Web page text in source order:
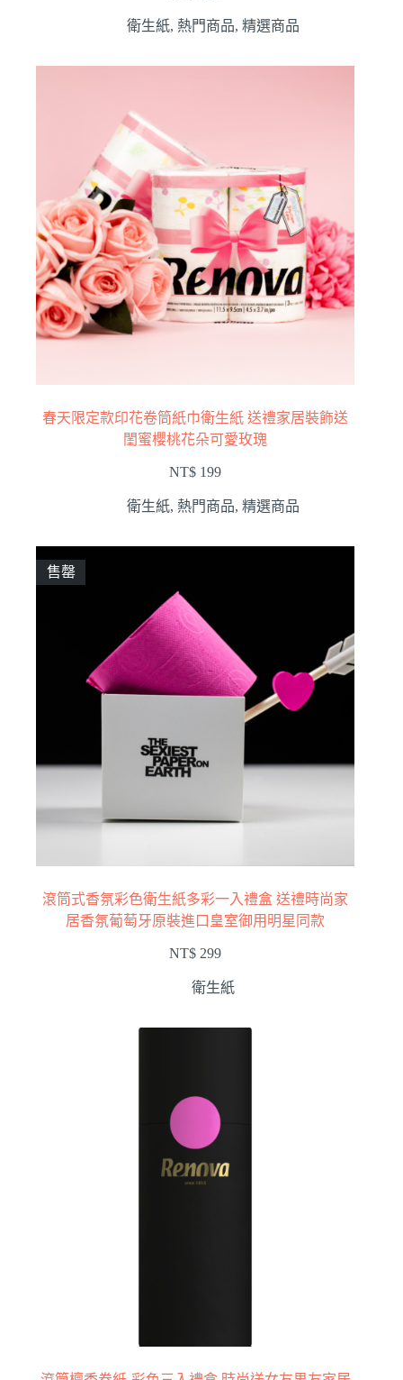
衛生紙, 熱門商品,精選商品
春天限定款印花卷筒紙巾衛生紙 送禮家居裝飾送
閨蜜櫻桃花朵可愛玫瑰
NT$ 199
衛生紙, 熱門商品,精選商品
售罄
滾筒式香氛彩色衛生紙多彩一入禮盒 送禮時尚家
居香氛葡萄牙原裝進口皇室御用明星同款
NT$ 299
衛生紙